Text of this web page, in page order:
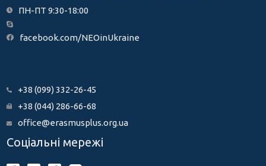
ПН-ПТ 9:30-18:00
facebook.com/NEOinUkraine
+38 (099) 332-26-45
+38 (044) 286-66-68
office@erasmusplus.org.ua
Соціальні мережі